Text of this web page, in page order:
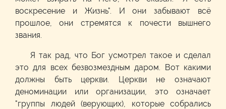
воскресение и Жизнь". И они забывают всё
прошлое, они стремятся к почести вышнего
звания.
Я так рад, что Бог усмотрел такое и сделал
это для всех безвозмездным даром. Вот какими
должны быть церкви. Церкви не означают
деноминации или организации, это означает
"группы людей (верующих), которые собрались